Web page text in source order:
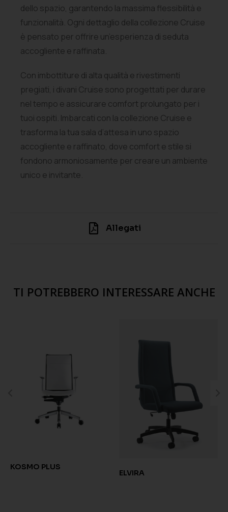
dello spazio, garantendo la massima flessibilità e
funzionalità. Ogni dettaglio della collezione Cruise
è pensato per offrire un’esperienza di seduta
accogliente e raffinata.
Con imbottiture di alta qualità e rivestimenti
pregiati, i divani Cruise sono progettati per durare
nel tempo e assicurare comfort prolungato per i
tuoi ospiti. Imbarcati con la collezione Cruise e
trasforma la tua sala d’attesa in uno spazio
accogliente e raffinato, dove comfort e stile si
fondono armoniosamente per creare un ambiente
unico e invitante.
Allegati
TI POTREBBERO INTERESSARE ANCHE
KOSMO PLUS
ELVIRA